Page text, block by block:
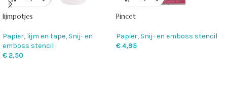
lijmpotjes
Papier, lijm en tape, Snij- en
emboss stencil
€ 2,50
Pincet
Papier, Snij- en emboss stencil
€4,95